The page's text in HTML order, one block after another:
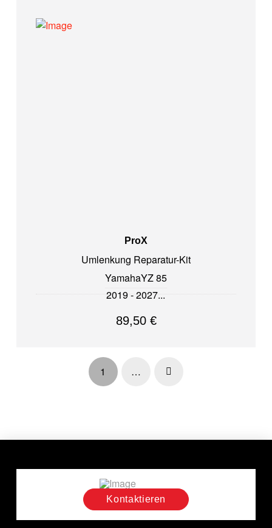
ProX
Umlenkung Reparatur-Kit
YamahaYZ 85
2019 - 2027
89,50 €
1 … Next
Kontaktieren